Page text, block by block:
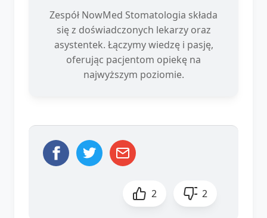
Zespół NowMed Stomatologia składa
się z doświadczonych lekarzy oraz
asystentek. Łączymy wiedzę i pasję,
oferując pacjentom opiekę na
najwyższym poziomie.
2 2